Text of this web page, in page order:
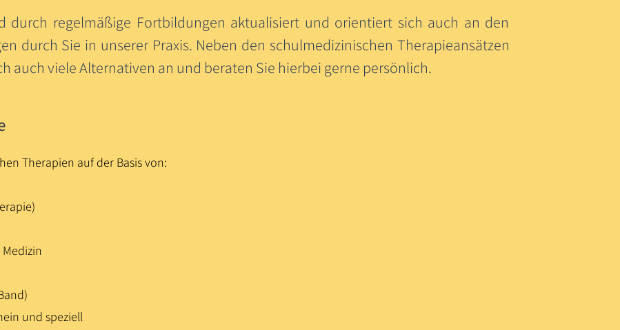
durch regelmäßige Fortbildungen aktualisiert und orientiert sich auch an den
durch Sie in unserer Praxis. Neben den schulmedizinischen Therapieansätzen
auch viele Alternativen an und beraten Sie hierbei gerne persönlich.
Therapien auf der Basis von:
und speziell